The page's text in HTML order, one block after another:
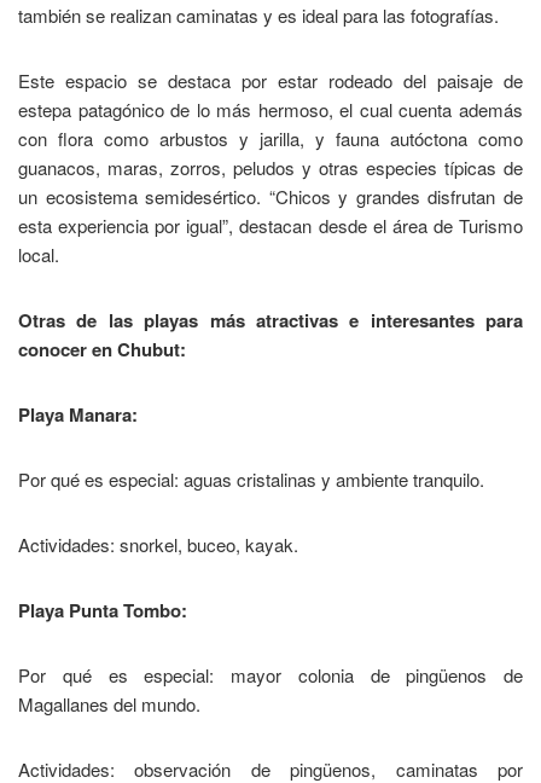
también se realizan caminatas y es ideal para las fotografías.
Este espacio se destaca por estar rodeado del paisaje de
estepa patagónico de lo más hermoso, el cual cuenta además
con flora como arbustos y jarilla, y fauna autóctona como
guanacos, maras, zorros, peludos y otras especies típicas de
un ecosistema semidesértico. “Chicos y grandes disfrutan de
esta experiencia por igual”, destacan desde el área de Turismo
local.
Otras de las playas más atractivas e interesantes para
conocer en Chubut:
Playa Manara:
Por qué es especial: aguas cristalinas y ambiente tranquilo.
Actividades: snorkel, buceo, kayak.
Playa Punta Tombo:
Por qué es especial: mayor colonia de pingüenos de
Magallanes del mundo.
Actividades: observación de pingüenos, caminatas por